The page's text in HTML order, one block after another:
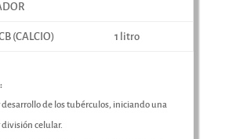
(CALCIO) 1 litro
de los tubérculos, iniciando una
división celular.